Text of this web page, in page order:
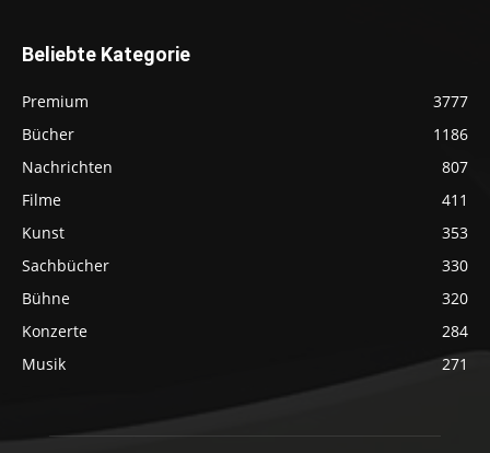
Beliebte Kategorie
Premium
3777
Bücher
1186
Nachrichten
807
Filme
411
Kunst
353
Sachbücher
330
Bühne
320
Konzerte
284
Musik
271